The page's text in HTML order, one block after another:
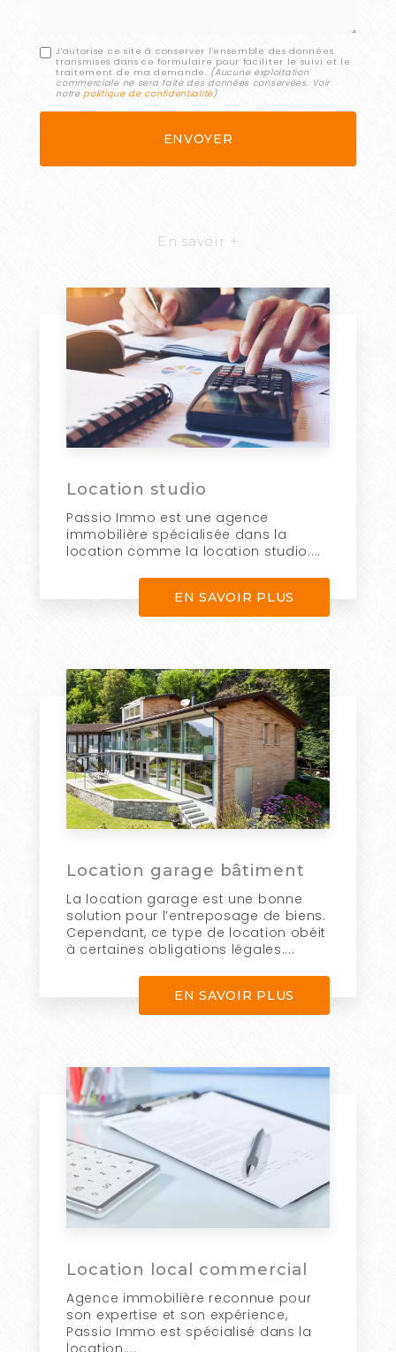
J'autorise ce site à conserver l'ensemble des données
transmises dans ce formulaire pour faciliter le suivi et le
traitement de ma demande. (Aucune exploitation
commerciale ne sera faite des données conservées. Voir
notrepolitique de confidentialité)
En savoir +
Location studio
Passio Immo est une agence
immobilière spécialisée dans la
location comme la location studio....
EN SAVOIR PLUS
Location garage bâtiment
La location garage est une bonne
solution pour l’entreposage de biens.
Cependant, ce type de location obéit
à certaines obligations légales....
EN SAVOIR PLUS
Location local commercial
Agence immobilière reconnue pour
son expertise et son expérience,
Passio Immo est spécialisé dans la
location....